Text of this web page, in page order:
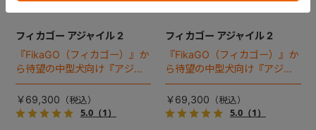
フィカゴー アジャイル 2
『FikaGO（フィカゴー）』か
ら待望の中型犬向け『アジャ
イル２』 登場！耐荷重30kg
で、しかも1秒・自動収納機能
搭載！！
￥69,300
5.0（1）
フィカゴー アジャイル 2
『FikaGO（フィカゴー）』か
ら待望の中型犬向け『アジャ
イル２』 登場！耐荷重30kg
で、しかも1秒・自動収納機能
搭載！！
￥69,300
5.0（1）